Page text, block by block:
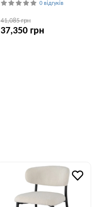
0 відгуків
41,085 грн
37,350 грн